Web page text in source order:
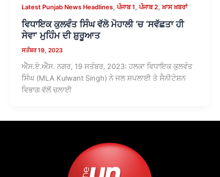
Latest Punjab News Headlines,ਪੰਜਾਬ 1,ਪੰਜਾਬ 2,ਖ਼ਾਸ ਖ਼ਬਰਾਂ
ਵਿਧਾਇਕ ਕੁਲਵੰਤ ਸਿੰਘ ਵੱਲੋ ਮੋਹਾਲੀ ‘ਚ ‘ਸਵੱਛਤਾ ਹੀ
ਸੇਵਾ’ ਮੁਹਿੰਮ ਦੀ ਸ਼ੁਰੂਆਤ
ਸਤੰਬਰ 19, 2023
ਐੱਸ.ਏ.ਐੱਸ. ਨਗਰ, 19 ਸਤੰਬਰ, 2023: ਹਲਕਾ ਵਿਧਾਇਕ ਕੁਲਵੰਤ
ਸਿੰਘ (MLA Kulwant Singh) ਨੇ ਜਲ ਸਪਲਾਈ ਤੇ ਸੈਨੀਟੇਸ਼ਨ
ਵਿਭਾਗ ਵੱਲੋਂ ਚਲਾਈ